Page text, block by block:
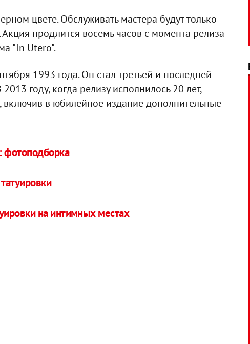
цвете. Обслуживать мастера будут только
продлится восемь часов с момента релиза
"In Utero".
1993 года. Он стал третьей и последней
году, когда релизу исполнилось 20 лет,
включив в юбилейное издание дополнительные
фотоподборка
на интимных местах